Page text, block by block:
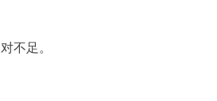
不足。